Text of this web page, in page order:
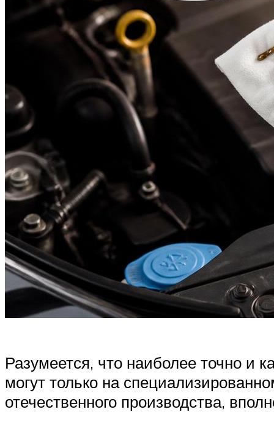
Разумеется, что наиболее точно и
могут только на
отечественного производства,